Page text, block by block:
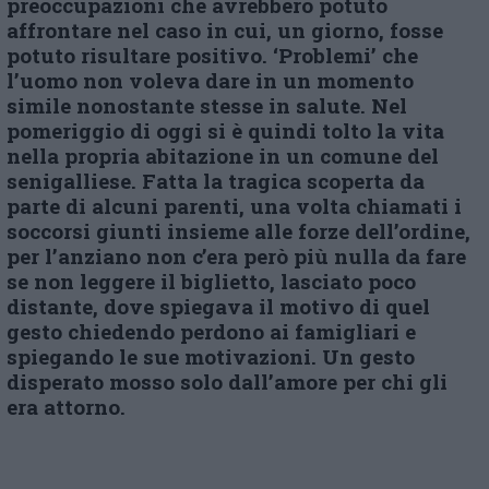
affrontare nel caso in cui, un giorno, fosse
potuto risultare positivo. ‘Problemi’ che
l’uomo non voleva dare in un momento
simile nonostante stesse in salute. Nel
pomeriggio di oggi si è quindi tolto la vita
nella propria abitazione in un comune del
senigalliese. Fatta la tragica scoperta da
parte di alcuni parenti, una volta chiamati i
soccorsi giunti insieme alle forze dell’ordine,
per l’anziano non c’era però più nulla da fare
se non leggere il biglietto, lasciato poco
distante, dove spiegava il motivo di quel
gesto chiedendo perdono ai famigliari e
spiegando le sue motivazioni. Un gesto
disperato mosso solo dall’amore per chi gli
era attorno.